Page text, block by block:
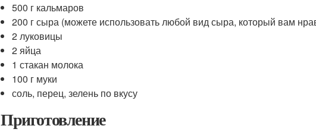
500 г кальмаров
200 г сыра (можете использовать любой вид сыра, который вам
2 луковицы
2 яйца
1 стакан молока
100 г муки
соль, перец, зелень по вкусу
Приготовление